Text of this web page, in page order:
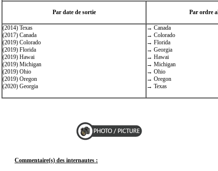
Par date de sortie Par ordre
(2014) Texas
(2017) Canada
(2019) Colorado
(2019) Florida
(2019) Hawai
(2019) Michigan
(2019) Ohio
(2019) Oregon
(2020) Georgia
→ Canada
→ Colorado
→ Florida
→ Georgia
→ Hawai
→ Michigan
→ Ohio
→ Oregon
→ Texas
Commentaire(s) des internautes :